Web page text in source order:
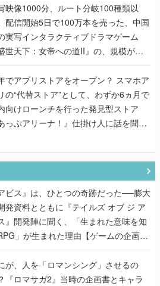
レジェンド2人に訊く開発秘話
映像1000分、ルート分岐100種類以
配信開始5日で100万本を売った、中国
実写インタラクティブドラマゲーム
世天下：女帝への道II』の、規模が違
だわりをプロデューサーに聞いた
アプリストアをオープン？ スマホア
の“代替ストア”として、わずか6ヵ月で
向けローンチを行った発見型ストア
っぷアリーナ！』仕掛け人に話を聞い
た
ビス』は、ひとつの奇跡だった──膨大
発資料とともに『テイルズ オブ ジ ア
』開発陣に聞く、「生まれた意味を知
」が生まれた理由【ゲームの企画
が、人を「ロマンシング」させるの
『ロマサガ2』当時の企画書とキャラ